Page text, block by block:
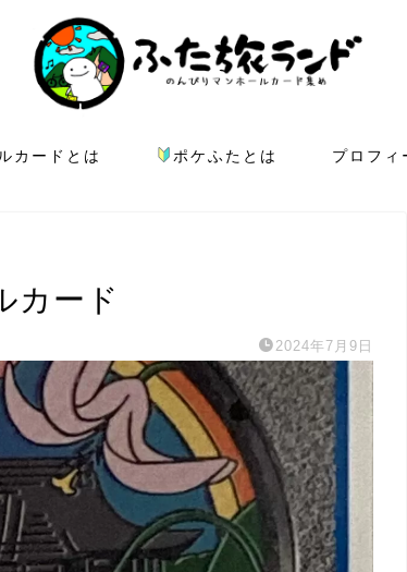
カードとは ポケふたとは プロフィ
カード
2024年7月9日